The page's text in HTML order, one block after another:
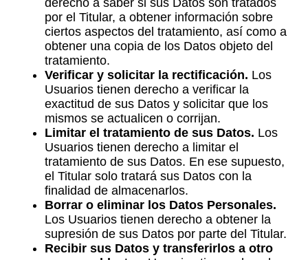
derecho a saber si sus Datos son tratados
por el Titular, a obtener información sobre
ciertos aspectos del tratamiento, así como a
obtener una copia de los Datos objeto del
tratamiento.
Verificar y solicitar la rectificación. Los
Usuarios tienen derecho a verificar la
exactitud de sus Datos y solicitar que los
mismos se actualicen o corrijan.
Limitar el tratamiento de sus Datos. Los
Usuarios tienen derecho a limitar el
tratamiento de sus Datos. En ese supuesto,
el Titular solo tratará sus Datos con la
finalidad de almacenarlos.
Borrar o eliminar los Datos Personales.
Los Usuarios tienen derecho a obtener la
supresión de sus Datos por parte del Titular.
Recibir sus Datos y transferirlos a otro